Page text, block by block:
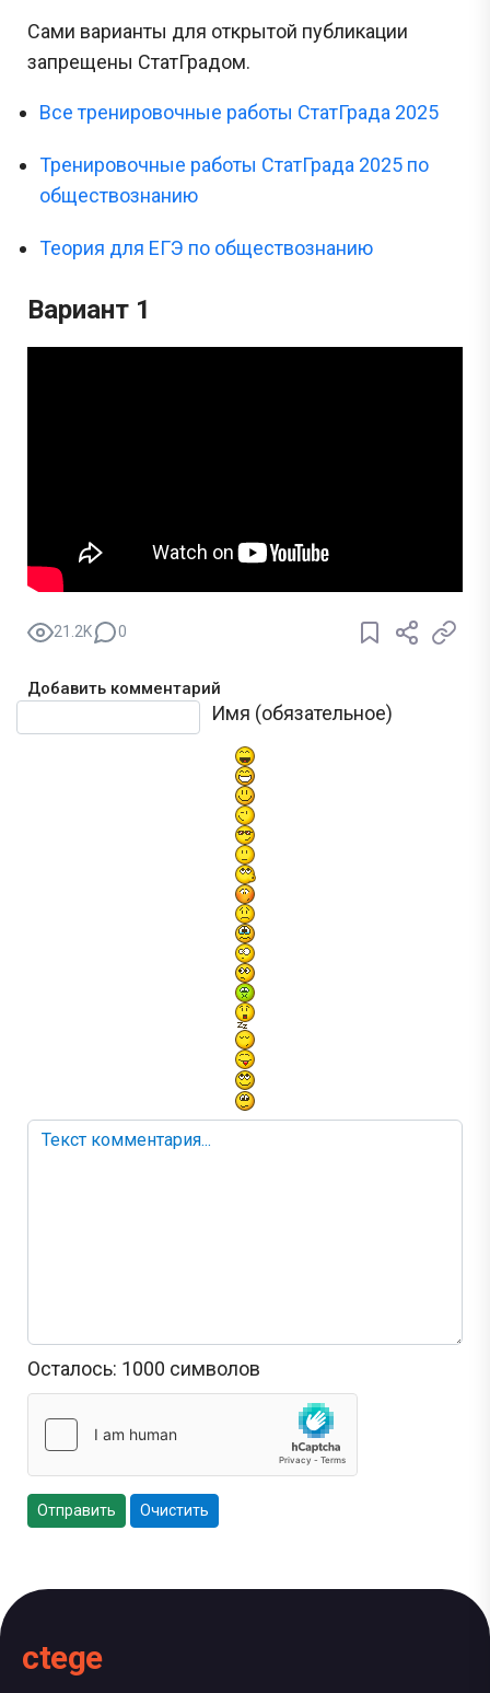
Сами варианты для открытой публикации
запрещены СтатГрадом.
Все тренировочные работы СтатГрада 2025
Тренировочные работы СтатГрада 2025 по
обществознанию
Теория для ЕГЭ по обществознанию
Вариант 1
21.2K 0
Добавить комментарий
Имя (обязательное)
Текст комментария
Осталось: 1000 символов
Отправить Очистить
ctege